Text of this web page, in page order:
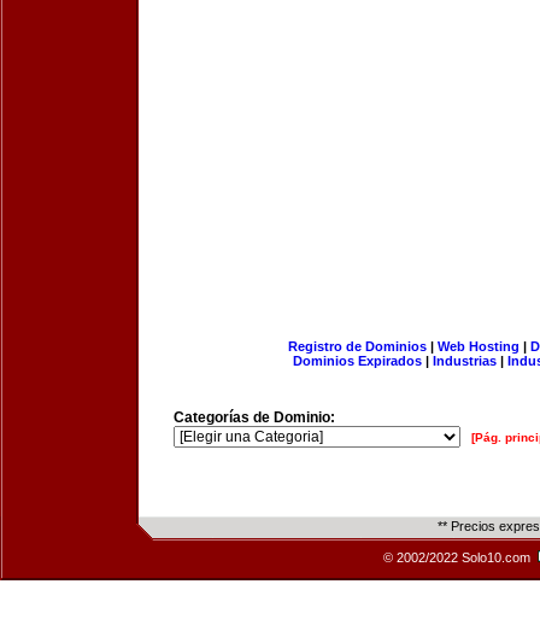
Registro de Dominios| Web Hosting |
Dominios Expirados | Industrias |
Categorías de Dominio:
[Pág.
** Precios
© 2002/2022 Solo10.com